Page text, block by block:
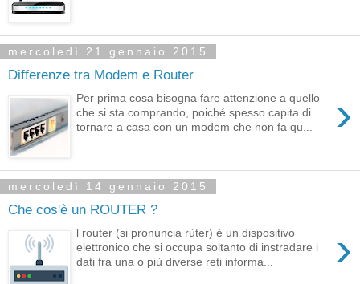
mercoledì 21 gennaio 2015
Differenze tra Modem e Router
›
Per prima cosa bisogna fare attenzione a quello
che si sta comprando, poiché spesso capita di
tornare a casa con un modem che non fa qu...
mercoledì 14 gennaio 2015
Che cos'è un ROUTER ?
›
l router (si pronuncia rùter) è un dispositivo
elettronico che si occupa soltanto di instradare i
dati fra una o più diverse reti informa...